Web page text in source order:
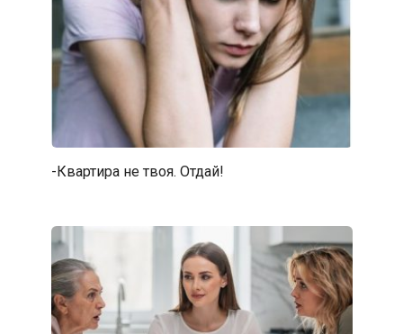
-Квартира не твоя. Отдай!